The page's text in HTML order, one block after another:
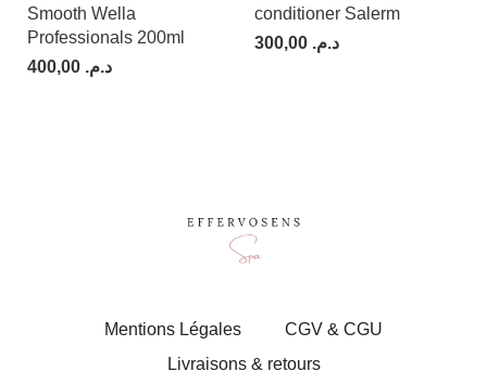
Smooth Wella
Professionals 200ml
د.م.400,00
conditioner Salerm
د.م.300,00
Mentions Légales
CGV & CGU
Livraisons & retours